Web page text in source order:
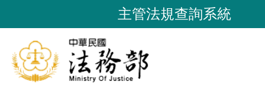
到
要
內
主管法規查詢系統